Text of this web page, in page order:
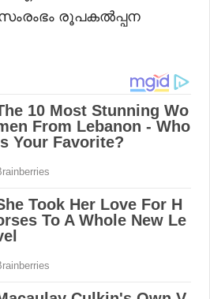
രൂപകൽപ്പന